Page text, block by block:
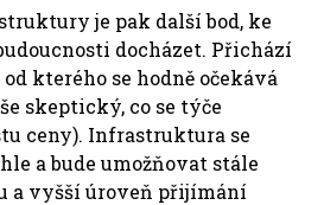
je pak další bod, ke
docházet. Přichází
kterého se hodně očekává
skeptický, co se týče
ceny). Infrastruktura se
a bude umožňovat stále
a vyšší úroveň přijímání